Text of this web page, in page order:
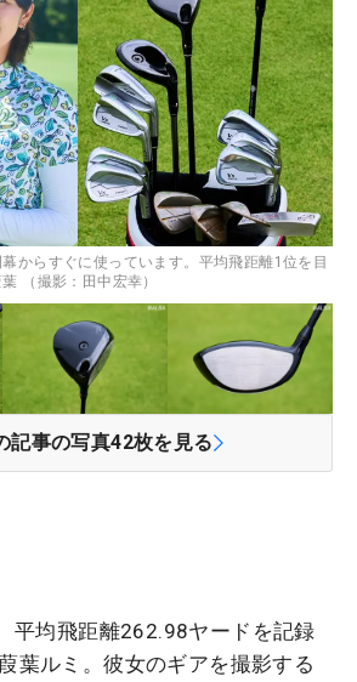
幕からすぐに使っています。平均飛距離1位を目
（撮影：田中宏幸）
記事の写真42枚を見る
平均飛距離262.98ヤードを記録
葉ルミ。彼女のギアを撮影する